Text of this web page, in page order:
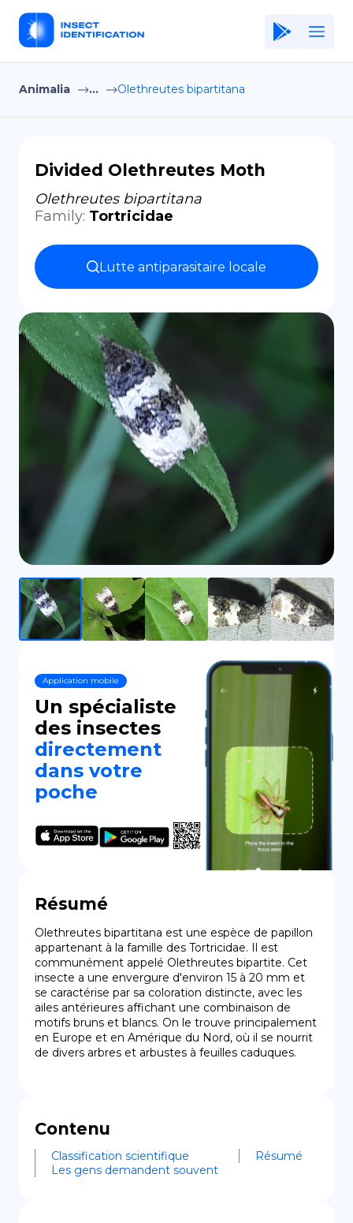
Home
Terms of Use
Privacy Policy
EN
DE
Animalia ... Olethreutes bipartitana
Divided Olethreutes Moth
Olethreutes bipartitana
Family: Tortricidae
Lutte antiparasitaire locale
Application mobile
Un spécialiste
des insectes
directement
dans votre
poche
Résumé
Olethreutes bipartitana est une espèce de papillon
appartenant à la famille des Tortricidae. Il est
communément appelé Olethreutes bipartite. Cet
insecte a une envergure d'environ 15 à 20 mm et
se caractérise par sa coloration distincte, avec les
ailes antérieures affichant une combinaison de
motifs bruns et blancs. On le trouve principalement
en Europe et en Amérique du Nord, où il se nourrit
de divers arbres et arbustes à feuilles caduques.
Contenu
Classification scientifique
Résumé
Les gens demandent souvent